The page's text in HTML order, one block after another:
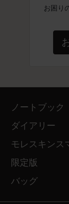
お困り
ノートブック
ダイアリー
モレスキンス
限定版
バッグ